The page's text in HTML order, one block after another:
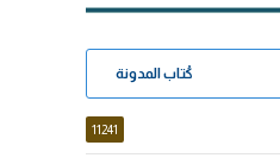
كُتاب المدونة
11241